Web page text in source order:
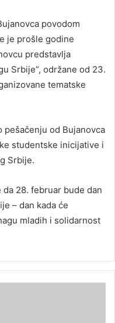
povodom
je prošle godine
predstavlja
Srbije“, održane od 23.
tematske
pešačenju od Bujanovca
studentske inicijative i
Srbije.
28. februar bude dan
– dan kada će
mladih i solidarnost